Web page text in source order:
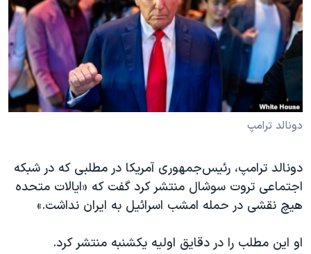
حقوق شهروندی
اقتصادی
علم و فناوری
انتخابات ریاست جمهوری آمریکا ۲۰۲۴
حمله جمهوری اسلامی به اسرائیل
رمز مهسا
تریبونال مردمی آبان ۹۸
دادگاه حمید نوری
چهل سال گروگان‌گیری
قانون شفافیت دارائی کادر رهبری ایران
زبانهای مختلف
دونالد ترامپ
دونالد ترامپ، رئیس‌جمهوری آمریکا در مطلبی که در شبکه
اجتماعی تروت سوشال منتشر کرد گفت که «ایالات متحده
هیچ نقشی در حمله امشب اسرائیل به ایران نداشت.»
او این مطلب را در دقایق اولیه یکشنبه منتشر کرد.